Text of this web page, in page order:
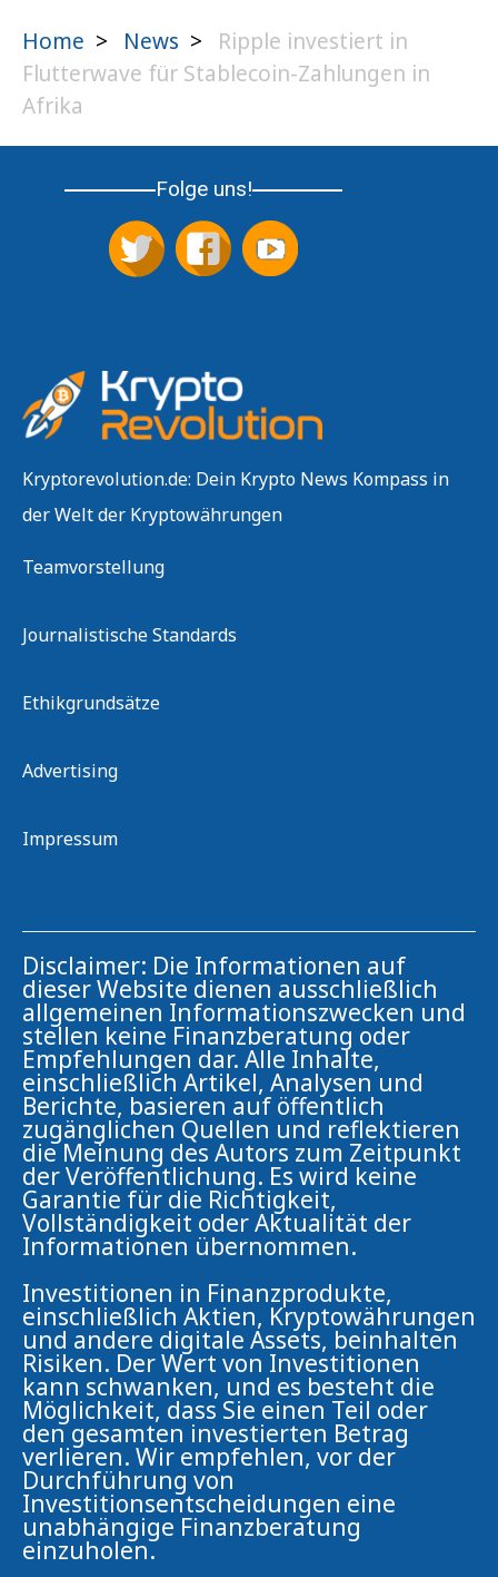
Home > News >
Ripple investiert in
Flutterwave für Stablecoin-Zahlungen in
Afrika
Folge uns!
Kryptorevolution.de: Dein Krypto News Kompass in
der Welt der Kryptowährungen
Teamvorstellung
Journalistische Standards
Ethikgrundsätze
Advertising
Impressum
Disclaimer: Die Informationen auf
dieser Website dienen ausschließlich
allgemeinen Informationszwecken und
stellen keine Finanzberatung oder
Empfehlungen dar. Alle Inhalte,
einschließlich Artikel, Analysen und
Berichte, basieren auf öffentlich
zugänglichen Quellen und reflektieren
die Meinung des Autors zum Zeitpunkt
der Veröffentlichung. Es wird keine
Garantie für die Richtigkeit,
Vollständigkeit oder Aktualität der
Informationen übernommen.
Investitionen in Finanzprodukte,
einschließlich Aktien, Kryptowährungen
und andere digitale Assets, beinhalten
Risiken. Der Wert von Investitionen
kann schwanken, und es besteht die
Möglichkeit, dass Sie einen Teil oder
den gesamten investierten Betrag
verlieren. Wir empfehlen, vor der
Durchführung von
Investitionsentscheidungen eine
unabhängige Finanzberatung
einzuholen.